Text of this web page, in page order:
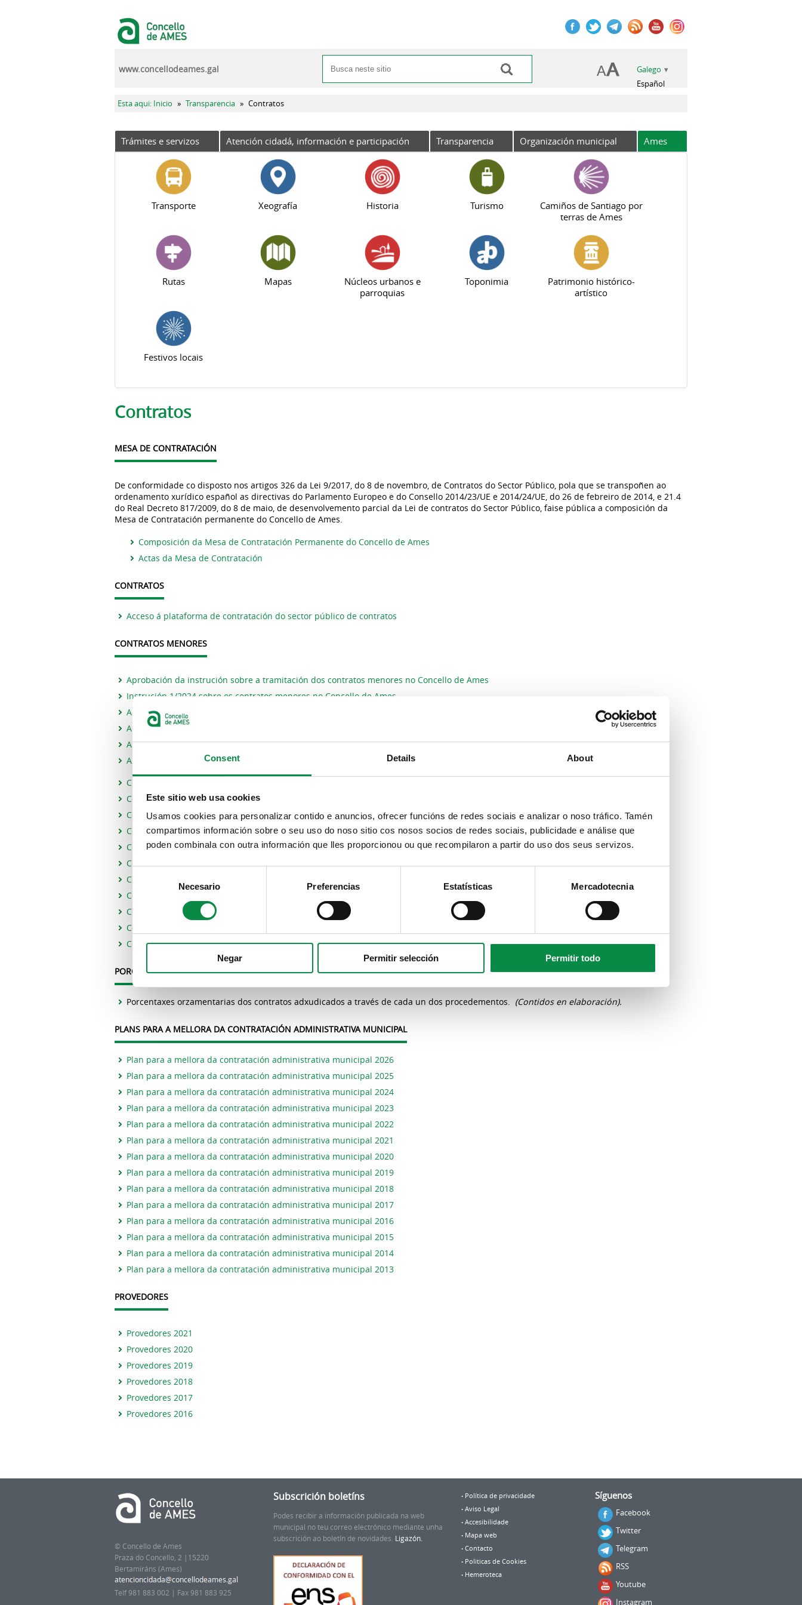
Consent Details About
Este sitio web usa cookies
Usamos cookies para personalizar contido e anuncios, ofrecer funcións de redes sociais e analizar o noso tráfico. Tamén
compartimos información sobre o seu uso do noso sitio cos nosos socios de redes sociais, publicidade e análise que
poden combinala con outra información que lles proporcionou ou que recompilaron a partir do uso dos seus servizos.
Necesario Preferencias Estatísticas Mercadotecnia
Negar Permitir selección Permitir todo
Formulario de busca
Buscar
Galego
Español
www.concellodeames.gal
Vostede está aquí
Esta aqui: Inicio » Transparencia » Contratos
Trámites e servizos Atención cidadá, información e participación Transparencia Organización municipal Ames
Transporte Xeografía Historia Turismo
Camiños de Santiago por
terras de Ames
Rutas Mapas
Núcleos urbanos e
parroquias
Toponimia
Patrimonio histórico-
artístico
Festivos locais
Pestanas principais
Contratos
MESA DE CONTRATACIÓN
De conformidade co disposto nos artigos 326 da Lei 9/2017, do 8 de novembro, de Contratos do Sector Público, pola que se transpoñen ao
ordenamento xurídico español as directivas do Parlamento Europeo e do Consello 2014/23/UE e 2014/24/UE, do 26 de febreiro de 2014, e 21.4
do Real Decreto 817/2009, do 8 de maio, de desenvolvemento parcial da Lei de contratos do Sector Público, faise pública a composición da
Mesa de Contratación permanente do Concello de Ames.
Composición da Mesa de Contratación Permanente do Concello de Ames
Actas da Mesa de Contratación
CONTRATOS
Acceso á plataforma de contratación do sector público de contratos
CONTRATOS MENORES
Aprobación da instrución sobre a tramitación dos contratos menores no Concello de Ames
Instrución 1/2024 sobre os contratos menores no Concello de Ames
Anexo I -Memoria de necesidade
Anexo II - Presentación de oferta e declaración responsable do contratista
Anexo III - Informe proposta de gasto de contrato menor
Anexo IV - Informe técnico de contratos menores de obras
Contratos menores formalizados en 2025
Contratos menores formalizados en 2024
Contratos menores formalizados en 2023
Contratos menores formalizados en 2022
Contratos menores formalizados en 2021
Contratos menores formalizados en 2020
Contratos menores formalizados en 2019
Contratos menores formalizados en 2018
Contratos menores formalizados en 2017
Contratos menores formalizados en 2016
Contratos menores formalizados en 2015
PORCENTAXES ORZAMENTARIAS DOS CONTRATOS ADXUDICADOS A TRAVÉS DE CADA UN DOS PROCEDEMENTOS
Porcentaxes orzamentarias dos contratos adxudicados a través de cada un dos procedementos. (Contidos en elaboración).
PLANS PARA A MELLORA DA CONTRATACIÓN ADMINISTRATIVA MUNICIPAL
Plan para a mellora da contratación administrativa municipal 2026
Plan para a mellora da contratación administrativa municipal 2025
Plan para a mellora da contratación administrativa municipal 2024
Plan para a mellora da contratación administrativa municipal 2023
Plan para a mellora da contratación administrativa municipal 2022
Plan para a mellora da contratación administrativa municipal 2021
Plan para a mellora da contratación administrativa municipal 2020
Plan para a mellora da contratación administrativa municipal 2019
Plan para a mellora da contratación administrativa municipal 2018
Plan para a mellora da contratación administrativa municipal 2017
Plan para a mellora da contratación administrativa municipal 2016
Plan para a mellora da contratación administrativa municipal 2015
Plan para a mellora da contratación administrativa municipal 2014
Plan para a mellora da contratación administrativa municipal 2013
PROVEDORES
Provedores 2021
Provedores 2020
Provedores 2019
Provedores 2018
Provedores 2017
Provedores 2016
© Concello de Ames
Praza do Concello, 2 |15220
Bertamiráns (Ames)
Telf 981 883 002 | Fax 981 883 925
Subscrición boletíns
Podes recibir a información publicada na web
municipal no teu correo electrónico mediante unha
subscrición ao boletín de novidades. Ligazón.
Síguenos
Facebook
Twitter
Telegram
RSS
Youtube
Instagram
Política de privacidade
Aviso Legal
Accesibilidade
Mapa web
Contacto
Politicas de Cookies
Hemeroteca